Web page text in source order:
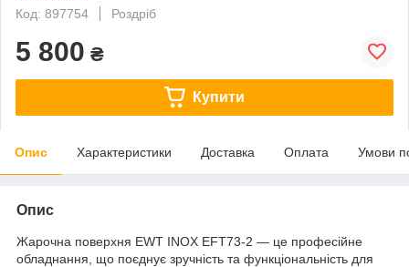
Код: 897754
Роздріб
5 800 ₴
Купити
Опис Характеристики Доставка Оплата Умови
Опис
Жарочна поверхня EWT INOX EFT73-2 — це професійне
обладнання, що поєднує зручність та функціональність для